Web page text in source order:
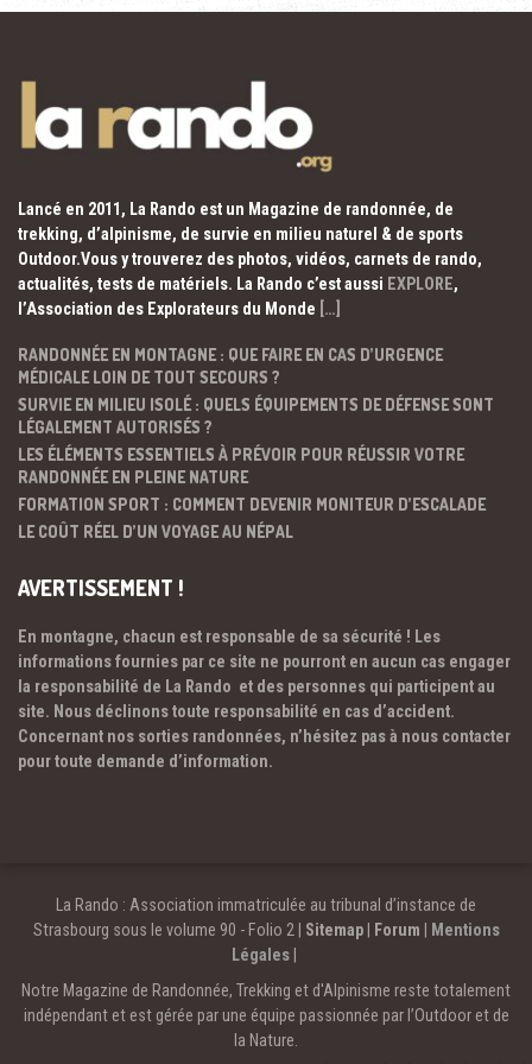
Lancé en 2011, La Rando est un Magazine de randonnée, de
trekking, d’alpinisme, de survie en milieu naturel & de sports
Outdoor.Vous y trouverez des photos, vidéos, carnets de rando,
actualités, tests de matériels. La Rando c’est aussi EXPLORE,
l’Association des Explorateurs du Monde […]
RANDONNÉE EN MONTAGNE : QUE FAIRE EN CAS D’URGENCE
MÉDICALE LOIN DE TOUT SECOURS ?
SURVIE EN MILIEU ISOLÉ : QUELS ÉQUIPEMENTS DE DÉFENSE SONT
LÉGALEMENT AUTORISÉS ?
LES ÉLÉMENTS ESSENTIELS À PRÉVOIR POUR RÉUSSIR VOTRE
RANDONNÉE EN PLEINE NATURE
FORMATION SPORT : COMMENT DEVENIR MONITEUR D’ESCALADE
LE COÛT RÉEL D’UN VOYAGE AU NÉPAL
AVERTISSEMENT !
En montagne, chacun est responsable de sa sécurité ! Les
informations fournies par ce site ne pourront en aucun cas engager
la responsabilité de La Rando et des personnes qui participent au
site. Nous déclinons toute responsabilité en cas d’accident.
Concernant nos sorties randonnées, n’hésitez pas à nous contacter
pour toute demande d’information.
La Rando : Association immatriculée au tribunal d’instance de
Strasbourg sous le volume 90 - Folio 2 | Sitemap| Forum
Mentions
Légales
Notre Magazine de Randonnée, Trekking et d'Alpinisme reste totalement
indépendant et est gérée par une équipe passionnée par l’Outdoor et de
la Nature.